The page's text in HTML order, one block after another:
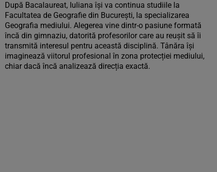
După Bacalaureat, Iuliana își va continua studiile la
Facultatea de Geografie din București, la specializarea
Geografia mediului. Alegerea vine dintr-o pasiune formată
încă din gimnaziu, datorită profesorilor care au reușit să îi
transmită interesul pentru această disciplină. Tânăra își
imaginează viitorul profesional în zona protecției mediului,
chiar dacă încă analizează direcția exactă.